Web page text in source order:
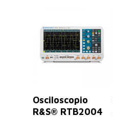
Leer Más
Osciloscopio
R&S® RTB2004